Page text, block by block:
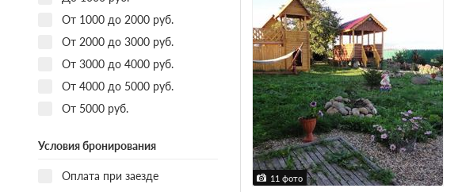
От 1000 до 2000 руб.
От 2000 до 3000 руб.
От 3000 до 4000 руб.
От 4000 до 5000 руб.
От 5000 руб.
Условия бронирования
Оплата при заезде 11 фото